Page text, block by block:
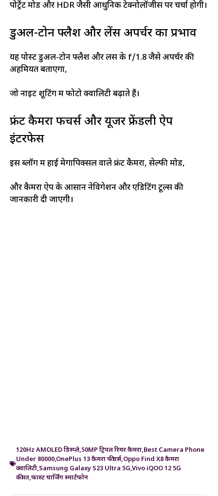
पोर्ट्रेट मोड और HDR जैसी आधुनिक टेक्नोलॉजीस पर चर्चा होगी।
डुअल-टोन फ्लैश और लेंस अपर्चर का प्रभाव
यह पोस्ट डुअल-टोन फ्लैश और लेंस के f/1.8 जैसे अपर्चर की
अहमियत बताएगा,
जो नाइट शूटिंग में फोटो क्वालिटी बढ़ाते हैं।
फ्रंट कैमरा फीचर्स और यूजर फ्रेंडली ऐप
इंटरफेस
इस ब्लॉग में हाई मेगापिक्सल वाले फ्रंट कैमरा, सेल्फी मोड,
और कैमरा ऐप के आसान नेविगेशन और एडिटिंग टूल्स की
जानकारी दी जाएगी।
120Hz AMOLED डिस्प्ले,50MP ट्रिपल रियर कैमरा,Best Camera Phone
Under 80000,OnePlus 13 कैमरा फीचर्स,Oppo Find X8 कैमरा
क्वालिटी,Samsung Galaxy S23 Ultra 5G,Vivo iQOO 12 5G
कीमत,फास्ट चार्जिंग स्मार्टफोन